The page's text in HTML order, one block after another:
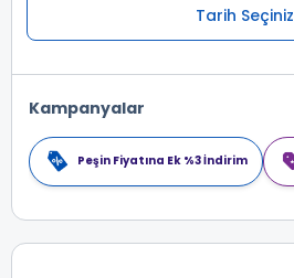
Tarih Seçiniz
Kampanyalar
Peşin Fiyatına Ek %3 İndirim